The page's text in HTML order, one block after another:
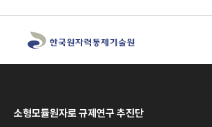
소형모듈원자로 규제연구 추진단